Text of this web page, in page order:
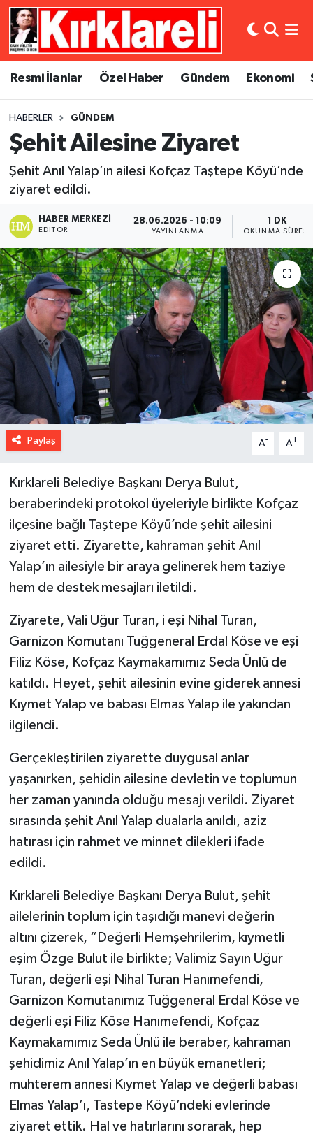
Resmi İlanlar Özel Haber Gündem Ekonomi
HABERLER GÜNDEM
Şehit Ailesine Ziyaret
Şehit Anıl Yalap’ın ailesi Kofçaz Taştepe Köyü’nde
ziyaret edildi.
HABER MERKEZI
EDITÖR
28.06.2026 - 10:09
YAYINLANMA
1 DK
OKUNMA SÜRESI
Paylaş A- A+
Kırklareli Belediye Başkanı Derya Bulut,
beraberindeki protokol üyeleriyle birlikte Kofçaz
ilçesine bağlı Taştepe Köyü’nde şehit ailesini
ziyaret etti. Ziyarette, kahraman şehit Anıl
Yalap’ın ailesiyle bir araya gelinerek hem taziye
hem de destek mesajları iletildi.
Ziyarete, Vali Uğur Turan, i eşi Nihal Turan,
Garnizon Komutanı Tuğgeneral Erdal Köse ve eşi
Filiz Köse, Kofçaz Kaymakamımız Seda Ünlü de
katıldı. Heyet, şehit ailesinin evine giderek annesi
Kıymet Yalap ve babası Elmas Yalap ile yakından
ilgilendi.
Gerçekleştirilen ziyarette duygusal anlar
yaşanırken, şehidin ailesine devletin ve toplumun
her zaman yanında olduğu mesajı verildi. Ziyaret
sırasında şehit Anıl Yalap dualarla anıldı, aziz
hatırası için rahmet ve minnet dilekleri ifade
edildi.
Kırklareli Belediye Başkanı Derya Bulut, şehit
ailelerinin toplum için taşıdığı manevi değerin
altını çizerek, “Değerli Hemşehrilerim, kıymetli
eşim Özge Bulut ile birlikte; Valimiz Sayın Uğur
Turan, değerli eşi Nihal Turan Hanımefendi,
Garnizon Komutanımız Tuğgeneral Erdal Köse ve
değerli eşi Filiz Köse Hanımefendi, Kofçaz
Kaymakamımız Seda Ünlü ile beraber, kahraman
şehidimiz Anıl Yalap’ın en büyük emanetleri;
muhterem annesi Kıymet Yalap ve değerli babası
Elmas Yalap’ı, Tastepe Köyü’ndeki evlerinde
ziyaret ettik. Hal ve hatırlarını sorarak, hep
Resmi İlanlar
Gündem
Siyaset
Spor
Asayiş
Dünya
Kültür Sanat
Magazin
Medya
Sağlık
Künye
Gizlilik Sözleşmesi
Merkez Nöbetçi Eczaneler
Merkez Trafik Yoğunluk Haritası
Tüm Manşetler
Son Dakika Haberleri
Haber Arşivi